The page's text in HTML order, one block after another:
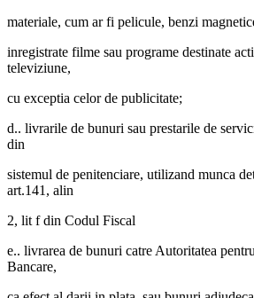
materiale, cum ar fi pelicule, benzi
inregistrate filme sau programe destinate
televiziune,
cu exceptia celor de publicitate;
d.. livrarile de bunuri sau prestarile de
din
sistemul de penitenciare, utilizand munca
art.141, alin
2, lit f din Codul Fiscal
e.. livrarea de bunuri catre Autoritatea
Bancare,